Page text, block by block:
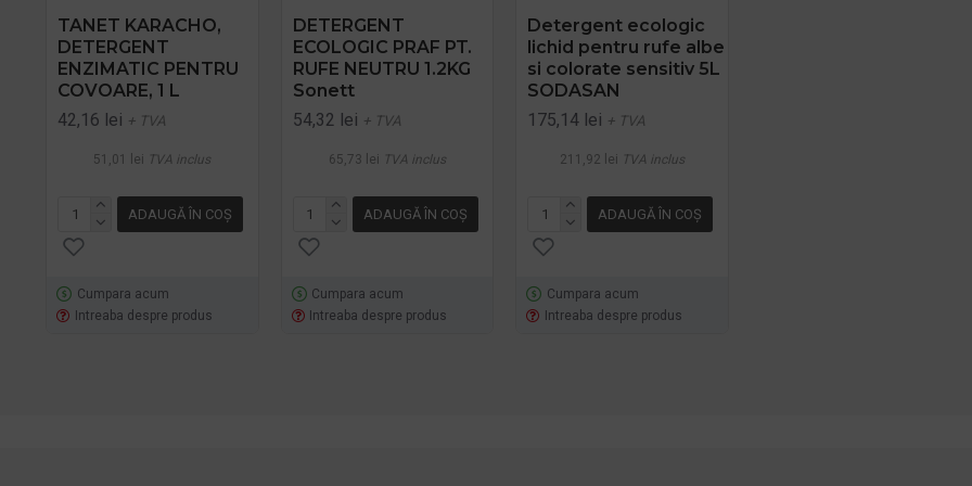
TANET KARACHO,
DETERGENT
ENZIMATIC PENTRU
COVOARE, 1 L
42,16 lei + TVA
51,01 lei TVA inclus
ADAUGĂ ÎN COŞ
Cumpara acum
Intreaba despre produs
DETERGENT
ECOLOGIC PRAF PT.
RUFE NEUTRU 1.2KG
Sonett
54,32 lei + TVA
65,73 lei TVA inclus
ADAUGĂ ÎN COŞ
Cumpara acum
Intreaba despre produs
Detergent ecologic
lichid pentru rufe albe
si colorate sensitiv 5L
SODASAN
175,14 lei + TVA
211,92 lei TVA inclus
ADAUGĂ ÎN COŞ
Cumpara acum
Intreaba despre produs